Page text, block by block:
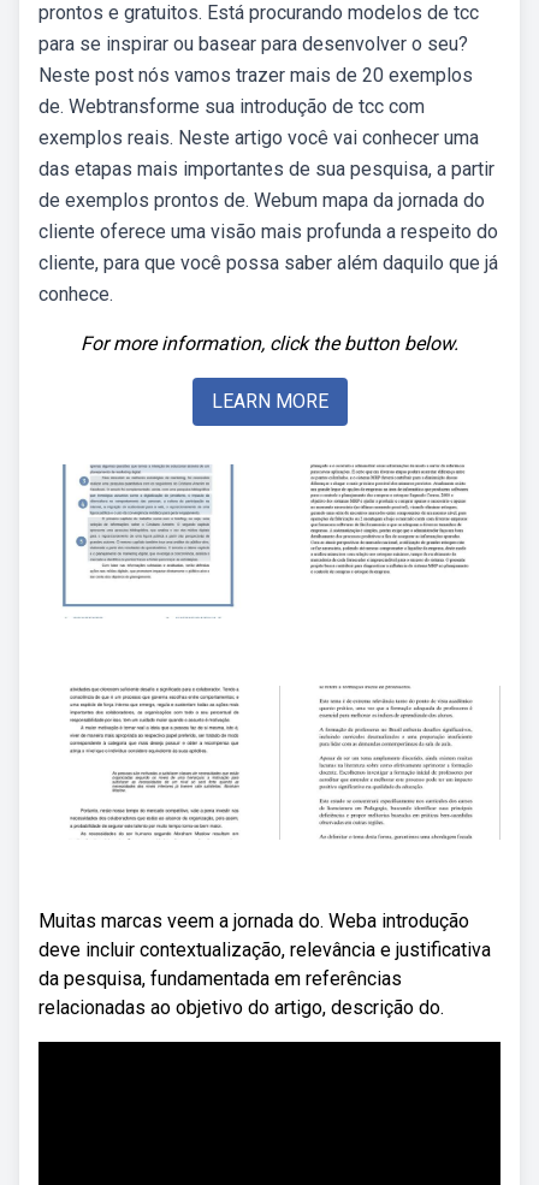
prontos e gratuitos. Está procurando modelos de tcc
para se inspirar ou basear para desenvolver o seu?
Neste post nós vamos trazer mais de 20 exemplos
de. Webtransforme sua introdução de tcc com
exemplos reais. Neste artigo você vai conhecer uma
das etapas mais importantes de sua pesquisa, a partir
de exemplos prontos de. Webum mapa da jornada do
cliente oferece uma visão mais profunda a respeito do
cliente, para que você possa saber além daquilo que já
conhece.
For more information, click the button below.
LEARN MORE
Muitas marcas veem a jornada do. Weba introdução
deve incluir contextualização, relevância e justificativa
da pesquisa, fundamentada em referências
relacionadas ao objetivo do artigo, descrição do.